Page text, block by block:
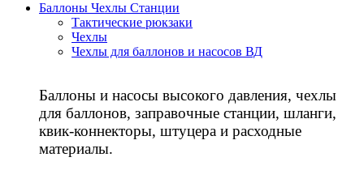
Баллоны Чехлы Станции
Тактические рюкзаки
Чехлы
Чехлы для баллонов и насосов ВД
Баллоны и насосы высокого давления, чехлы
для баллонов, заправочные станции, шланги,
квик-коннекторы, штуцера и расходные
материалы.